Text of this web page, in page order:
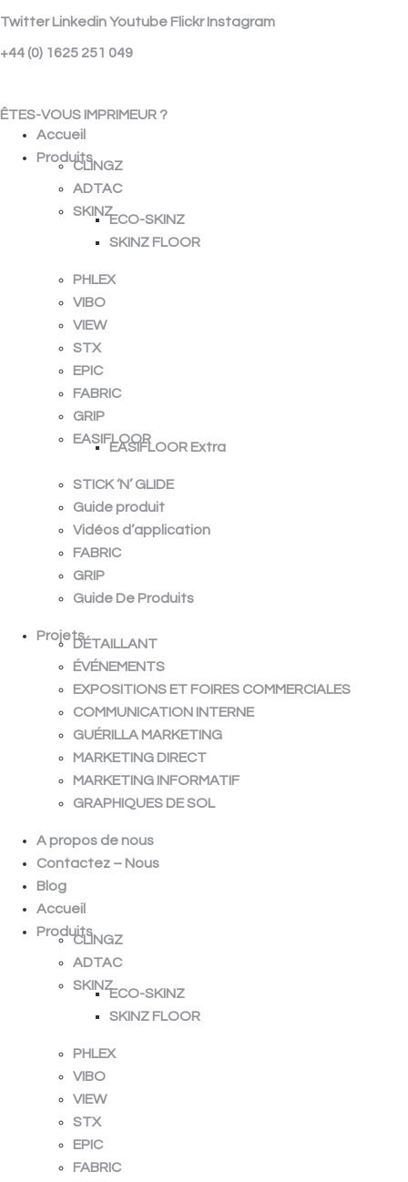
Twitter LinkedinYoutube Flickr Instagram
+44 (0) 1625 251 049
ÊTES-VOUS IMPRIMEUR ?
Accueil
Produits
CLINGZ
ADTAC
SKINZ
ECO-SKINZ
SKINZ FLOOR
PHLEX
VIBO
VIEW
STX
EPIC
FABRIC
GRIP
EASIFLOOR
EASIFLOOR Extra
STICK ‘N’ GLIDE
Guide produit
Vidéos d’application
FABRIC
GRIP
Guide De Produits
Projets
DÉTAILLANT
ÉVÉNEMENTS
EXPOSITIONS ET FOIRES COMMERCIALES
COMMUNICATION INTERNE
GUÉRILLA MARKETING
MARKETING DIRECT
MARKETING INFORMATIF
GRAPHIQUES DE SOL
A propos de nous
Contactez – Nous
Blog
Accueil
Produits
CLINGZ
ADTAC
SKINZ
ECO-SKINZ
SKINZ FLOOR
PHLEX
VIBO
VIEW
STX
EPIC
FABRIC